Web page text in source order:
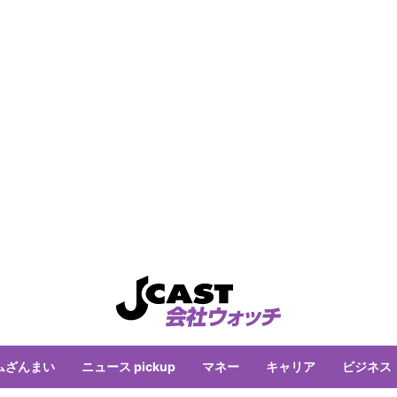
ざんまい ニュース pickup マネー キャリア ビジネス